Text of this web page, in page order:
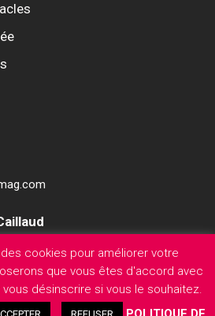
Mentions légales
cookies pour améliorer votre
que vous êtes d'accord avec
désinscrire si vous le souhaitez.